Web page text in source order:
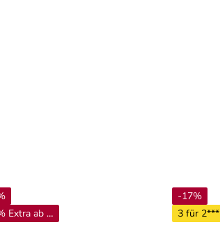
Extra ab 4**
-17%
3 für 2***